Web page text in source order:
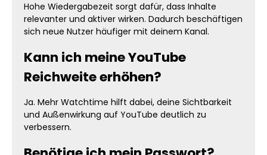
Hohe Wiedergabezeit sorgt dafür, dass Inhalte
relevanter und aktiver wirken. Dadurch beschäftigen
sich neue Nutzer häufiger mit deinem Kanal.
Kann ich meine YouTube
Reichweite erhöhen?
Ja. Mehr Watchtime hilft dabei, deine Sichtbarkeit
und Außenwirkung auf YouTube deutlich zu
verbessern.